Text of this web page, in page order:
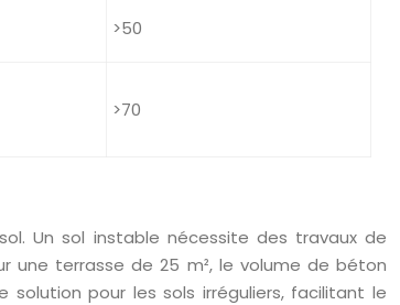
>50
>70
Un sol instable nécessite des travaux de
une terrasse de 25 m², le volume de béton
pour les sols irréguliers, facilitant le